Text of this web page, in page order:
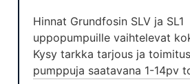
Hinnat Grundfosin SLV ja SL1
uppopumpuille vaihtelevat
Kysy tarkka tarjous ja
pumppuja saatavana 1-14pv